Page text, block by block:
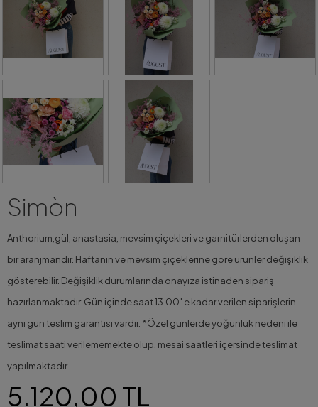
Simòn
Anthorium,gül, anastasia, mevsim çiçekleri ve garnitürlerden oluşan
bir aranjmandır. Haftanın ve mevsim çiçeklerine göre ürünler değişiklik
gösterebilir. Değişiklik durumlarında onayıza istinaden sipariş
hazırlanmaktadır. Gün içinde saat 13.00′ e kadar verilen siparişlerin
aynı gün teslim garantisi vardır. *Özel günlerde yoğunluk nedeni ile
teslimat saati verilememekte olup, mesai saatleri içersinde teslimat
yapılmaktadır.
5.120,00 TL